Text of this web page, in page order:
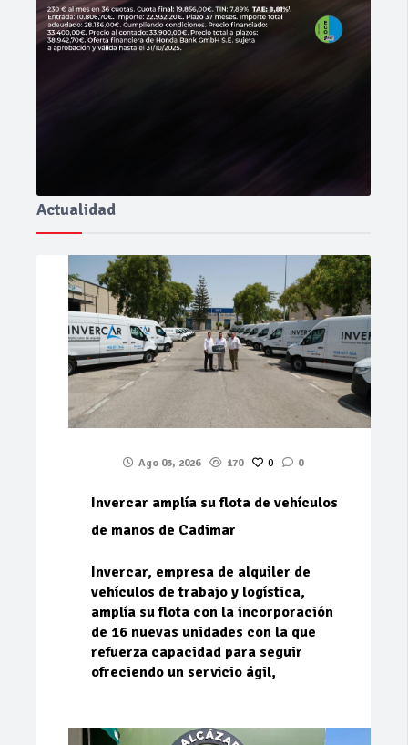
Actualidad
Ago 03, 2026 170 0 0
Invercar amplía su flota de vehículos
de manos de Cadimar
Invercar, empresa de alquiler de
vehículos de trabajo y logística,
amplía su flota con la incorporación
de 16 nuevas unidades con la que
refuerza capacidad para seguir
ofreciendo un servicio ágil,